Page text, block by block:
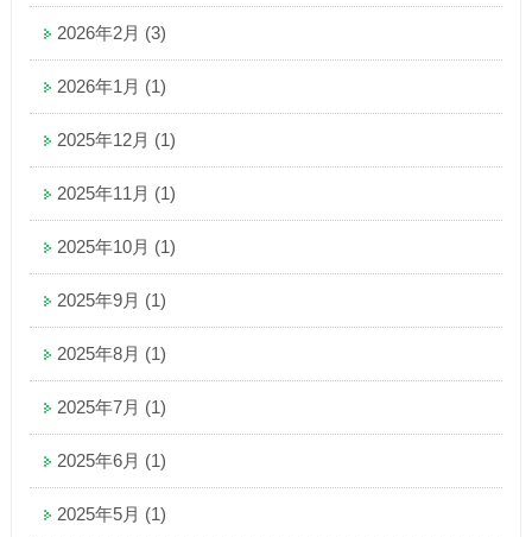
2026年2月 (3)
2026年1月 (1)
2025年12月 (1)
2025年11月 (1)
2025年10月 (1)
2025年9月 (1)
2025年8月 (1)
2025年7月 (1)
2025年6月 (1)
2025年5月 (1)